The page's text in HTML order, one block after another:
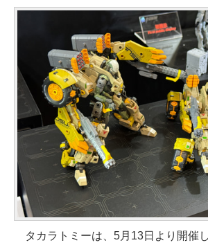
タカラトミーは、5月13日より開催